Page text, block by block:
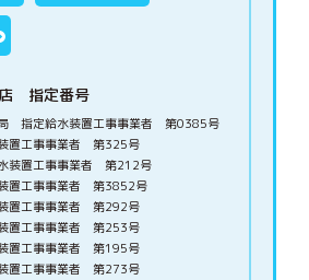
指定番号
指定給水装置工事事業者 第0385号
置工事事業者 第325号
装置工事事業者 第212号
置工事事業者 第3852号
置工事事業者 第292号
置工事事業者 第253号
置工事事業者 第195号
置工事事業者 第273号